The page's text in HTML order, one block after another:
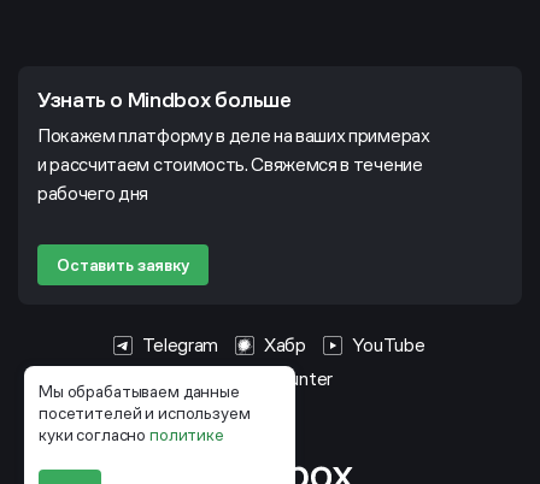
Мы обрабатываем данные
посетителей и используем
куки согласнополитике
Узнать о Mindbox больше
Покажем платформу в деле на ваших примерах
и рассчитаем стоимость. Свяжемся в течение
рабочего дня
Оставить заявку
Telegram Хабр
YouTube
HeadHunter